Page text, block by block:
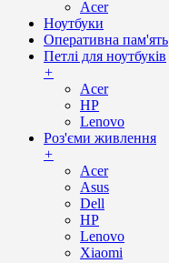
Acer
Ноутбуки
Оперативна пам'ять
Петлі для ноутбуків
+
Acer
HP
Lenovo
Роз'єми живлення
+
Acer
Asus
Dell
HP
Lenovo
Xiaomi